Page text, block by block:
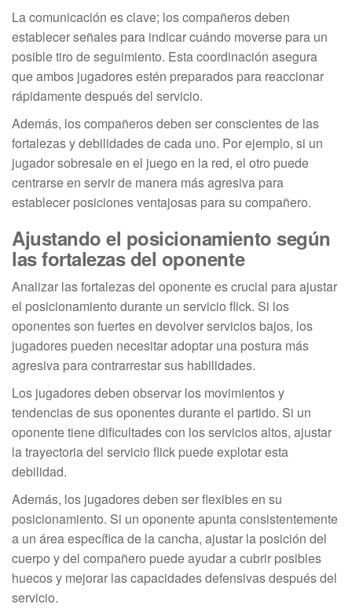
La comunicación es clave; los compañeros deben
establecer señales para indicar cuándo moverse para un
posible tiro de seguimiento. Esta coordinación asegura
que ambos jugadores estén preparados para reaccionar
rápidamente después del servicio.
Además, los compañeros deben ser conscientes de las
fortalezas y debilidades de cada uno. Por ejemplo, si un
jugador sobresale en el juego en la red, el otro puede
centrarse en servir de manera más agresiva para
establecer posiciones ventajosas para su compañero.
Ajustando el posicionamiento según
las fortalezas del oponente
Analizar las fortalezas del oponente es crucial para ajustar
el posicionamiento durante un servicio flick. Si los
oponentes son fuertes en devolver servicios bajos, los
jugadores pueden necesitar adoptar una postura más
agresiva para contrarrestar sus habilidades.
Los jugadores deben observar los movimientos y
tendencias de sus oponentes durante el partido. Si un
oponente tiene dificultades con los servicios altos, ajustar
la trayectoria del servicio flick puede explotar esta
debilidad.
Además, los jugadores deben ser flexibles en su
posicionamiento. Si un oponente apunta consistentemente
a un área específica de la cancha, ajustar la posición del
cuerpo y del compañero puede ayudar a cubrir posibles
huecos y mejorar las capacidades defensivas después del
servicio.